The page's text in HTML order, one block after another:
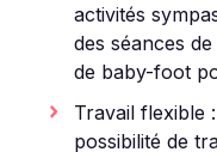
activités
des séances
de baby-foot
Travail flexible
possibilité de